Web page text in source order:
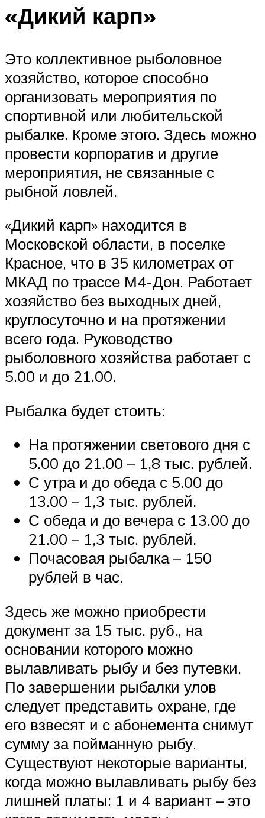
«Дикий карп»
Это коллективное рыболовное
хозяйство, которое способно
организовать мероприятия по
спортивной или любительской
рыбалке. Кроме этого. Здесь можно
провести корпоратив и другие
мероприятия, не связанные с
рыбной ловлей.
«Дикий карп» находится в
Московской области, в поселке
Красное, что в 35 километрах от
МКАД по трассе М4-Дон. Работает
хозяйство без выходных дней,
круглосуточно и на протяжении
всего года. Руководство
рыболовного хозяйства работает с
5.00 и до 21.00.
Рыбалка будет стоить:
На протяжении светового дня с
5.00 до 21.00 – 1,8 тыс. рублей.
С утра и до обеда с 5.00 до
13.00 – 1,3 тыс. рублей.
С обеда и до вечера с 13.00 до
21.00 – 1,3 тыс. рублей.
Почасовая рыбалка – 150
рублей в час.
Здесь же можно приобрести
документ за 15 тыс. руб., на
основании которого можно
вылавливать рыбу и без путевки.
По завершении рыбалки улов
следует представить охране, где
его взвесят и с абонемента снимут
сумму за пойманную рыбу.
Существуют некоторые варианты,
когда можно вылавливать рыбу без
лишней платы: 1 и 4 вариант – это